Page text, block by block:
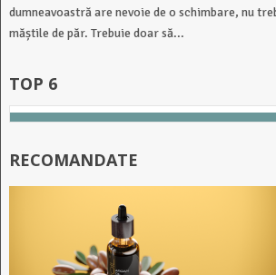
dumneavoastră are nevoie de o schimbare, nu
măștile de păr. Trebuie doar să...
TOP 6
RECOMANDATE